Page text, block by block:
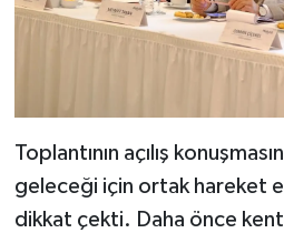
Toplantının açılış
geleceği için ortak hareket
dikkat çekti. Daha önce